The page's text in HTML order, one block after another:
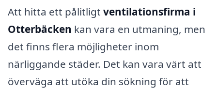
Att hitta ett pålitligt ventilationsfirma i
Otterbäcken kan vara en utmaning, men
det finns flera möjligheter inom
närliggande städer. Det kan vara värt att
överväga att utöka din sökning för att